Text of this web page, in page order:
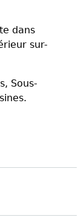
dans
sur-
Sous-